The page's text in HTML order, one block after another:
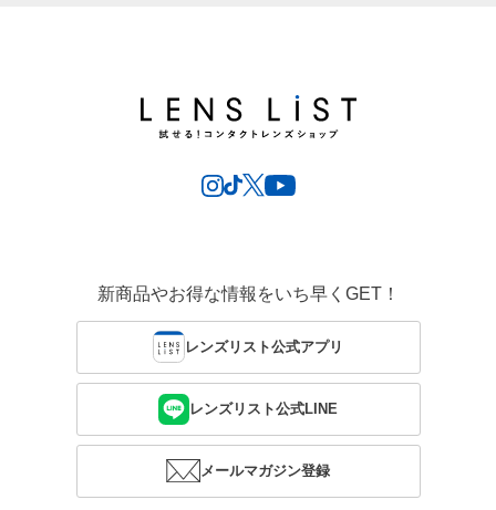
新商品やお得な情報をいち早くGET！
レンズリスト公式アプリ
レンズリスト公式LINE
メールマガジン登録